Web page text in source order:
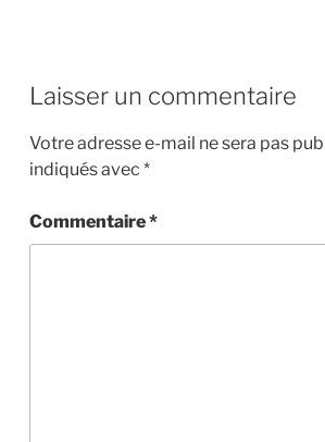
Laisser un commentaire
Votre adresse e-mail ne sera pas
indiqués avec *
Commentaire*